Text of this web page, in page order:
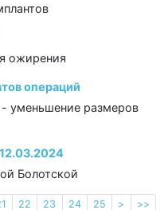
ожирения
операций
уменьшение размеров
Болотской
22 23 24 25 > >>